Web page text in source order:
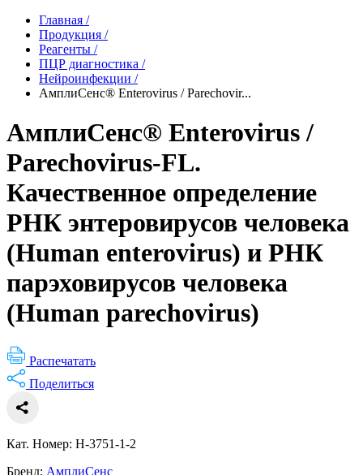
Главная /
Продукция /
Реагенты /
ПЦР диагностика /
Нейроинфекции /
АмплиСенс® Enterovirus / Parechovir...
АмплиСенс® Enterovirus /
Parechovirus-FL.
Качественное определение
РНК энтеровирусов человека
(Human enterovirus) и РНК
парэховирусов человека
(Human parechovirus)
Распечатать
Поделиться
Кат. Номер: Н-3751-1-2
Бренд: АмплиСенс